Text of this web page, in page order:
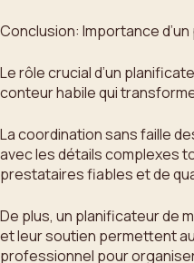
Conclusion: Importance
Le rôle crucial d’un
conteur habile qui
La coordination sans faille
avec les détails complexes
prestataires fiables et de
De plus, un planificateur de
et leur soutien permettent
professionnel pour